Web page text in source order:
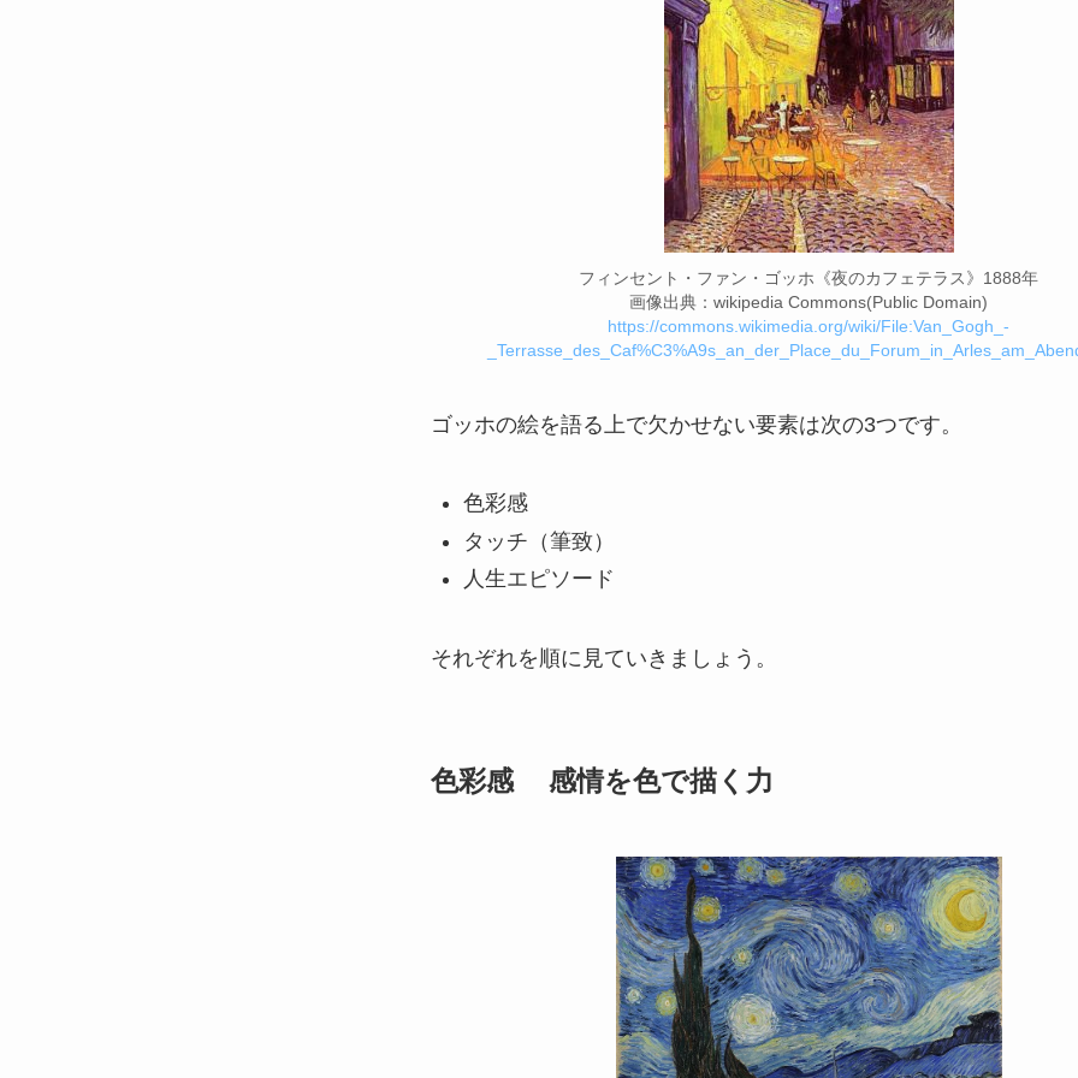
フィンセント・ファン・ゴッホ《夜のカフェテラス》1888年
画像出典：wikipedia Commons(Public Domain)
https://commons.wikimedia.org/wiki/File:Van_Gogh_-
ゴッホの絵を語る上で欠かせない要素は次の3つです。
色彩感
タッチ（筆致）
人生エピソード
それぞれを順に見ていきましょう。
色彩感 感情を色で描く力